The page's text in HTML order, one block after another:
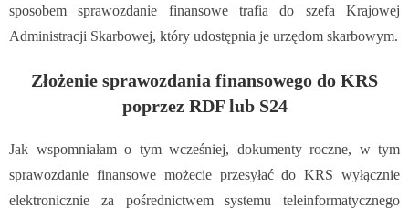
sposobem sprawozdanie finansowe trafia do szefa Krajowej
Administracji Skarbowej, który udostępnia je urzędom skarbowym.
Złożenie sprawozdania finansowego do KRS
poprzez RDF lub S24
Jak wspomniałam o tym wcześniej, dokumenty roczne, w tym
sprawozdanie finansowe możecie przesyłać do KRS wyłącznie
elektronicznie za pośrednictwem systemu teleinformatycznego